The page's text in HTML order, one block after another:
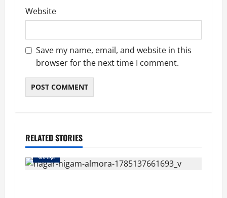
Website
Save my name, email, and website in this
browser for the next time I comment.
RELATED STORIES
अल्मोड़ा